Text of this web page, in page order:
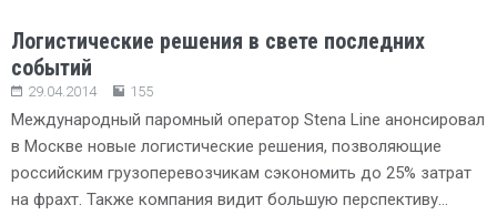
Логистические решения в свете последних
событий
29.04.2014 155
Международный паромный оператор Stena Line анонсировал
в Москве новые логистические решения, позволяющие
российским грузоперевозчикам сэкономить до 25% затрат
на фрахт. Также компания видит большую перспективу…